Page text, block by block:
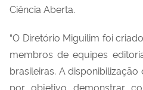
Ciência Aberta.
“O Diretório Miguilim foi
membros de equipes
brasileiras. A
por objetivo demonstrar